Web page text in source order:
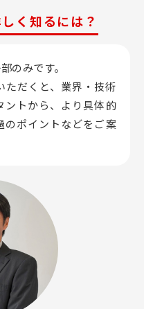
く知るには？
のみです。
ただくと、業界・技術
トから、 より具体的
のポイントなどをご案